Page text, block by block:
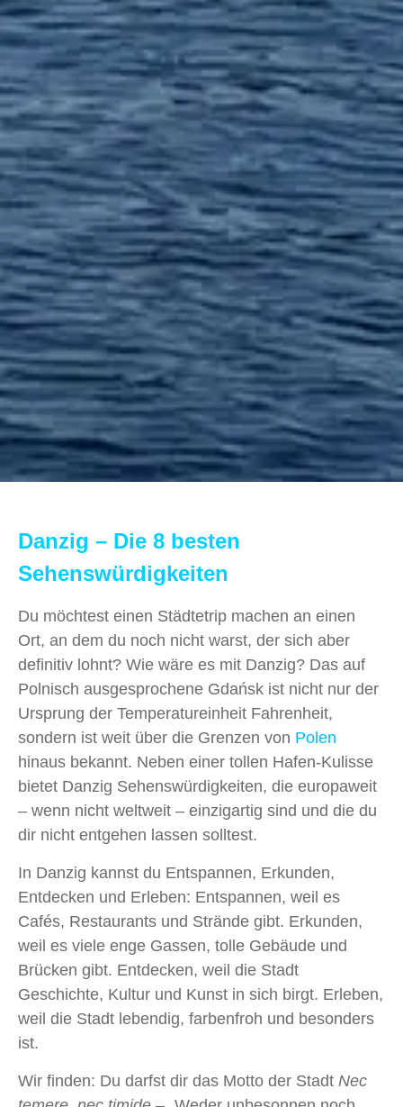
Danzig – Die 8 besten
Sehenswürdigkeiten
Du möchtest einen Städtetrip machen an einen
Ort, an dem du noch nicht warst, der sich aber
definitiv lohnt? Wie wäre es mit Danzig? Das auf
Polnisch ausgesprochene Gdańsk ist nicht nur der
Ursprung der Temperatureinheit Fahrenheit,
sondern ist weit über die Grenzen von Polen
hinaus bekannt. Neben einer tollen Hafen-Kulisse
bietet Danzig Sehenswürdigkeiten, die europaweit
– wenn nicht weltweit – einzigartig sind und die du
dir nicht entgehen lassen solltest.
In Danzig kannst du Entspannen, Erkunden,
Entdecken und Erleben: Entspannen, weil es
Cafés, Restaurants und Strände gibt. Erkunden,
weil es viele enge Gassen, tolle Gebäude und
Brücken gibt. Entdecken, weil die Stadt
Geschichte, Kultur und Kunst in sich birgt. Erleben,
weil die Stadt lebendig, farbenfroh und besonders
ist.
Wir finden: Du darfst dir das Motto der Stadt Nec